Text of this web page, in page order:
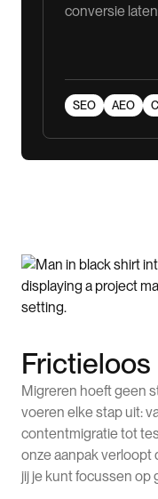
conversie
SEO AEO
Migreren hoeft geen
voeren elke stap uit:
contentmigratie tot
onze aanpak verloopt
jij je kunt focussen op